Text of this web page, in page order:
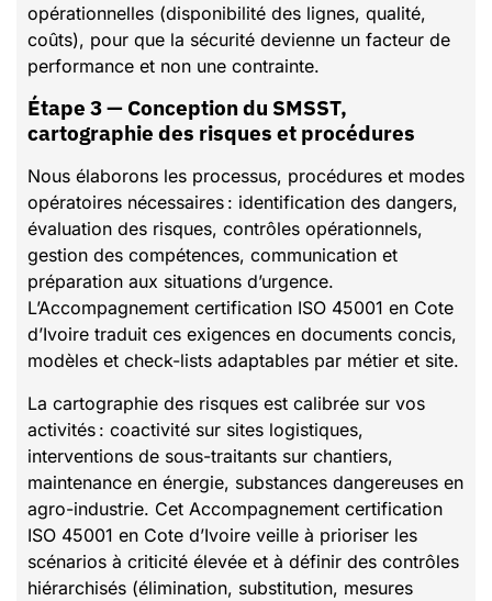
opérationnelles (disponibilité des lignes, qualité,
coûts), pour que la sécurité devienne un facteur de
performance et non une contrainte.
Étape 3 — Conception du SMSST,
cartographie des risques et procédures
Nous élaborons les processus, procédures et modes
opératoires nécessaires : identification des dangers,
évaluation des risques, contrôles opérationnels,
gestion des compétences, communication et
préparation aux situations d’urgence.
L’Accompagnement certification ISO 45001 en Cote
d’Ivoire traduit ces exigences en documents concis,
modèles et check-lists adaptables par métier et site.
La cartographie des risques est calibrée sur vos
activités : coactivité sur sites logistiques,
interventions de sous-traitants sur chantiers,
maintenance en énergie, substances dangereuses en
agro-industrie. Cet Accompagnement certification
ISO 45001 en Cote d’Ivoire veille à prioriser les
scénarios à criticité élevée et à définir des contrôles
hiérarchisés (élimination, substitution, mesures